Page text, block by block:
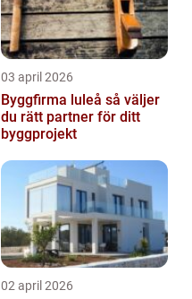
03 april 2026
Byggfirma luleå så väljer
du rätt partner för ditt
byggprojekt
02 april 2026